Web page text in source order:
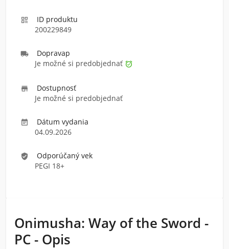

ID produktu
200229849
 Dopravap
Je možné si predobjednať 

Dostupnosť
Je možné si predobjednať

Dátum vydania
04.09.2026
verified_user
Odporúčaný vek
PEGI 18+
Onimusha: Way of the Sword -
PC - Opis